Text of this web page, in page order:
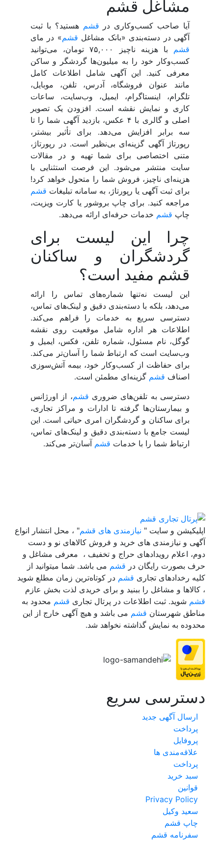
مشاغل قشم
آیا صاحب کسب‌وکاری در قشم هستید؟ با ثبت
آگهی در دسته‌بندی «بانک مشاغل قشم» در مای
قشم
با هزینه ناچیز ۷۵,۰۰۰ تومان، می‌توانید
کسب‌وکار خود را به میلیون‌ها گردشگر و ساکن
معرفی کنید. این آگهی شامل اطلاعات کامل
مانند عنوان فروشگاه، آدرس، تلفن، موبایل،
تلگرام، اینستاگرام، ایمیل، وب‌سایت، ساعات
کاری و نمایش نقشه است. افزودن یک تصویر
اصلی و گالری با ۴ عکس، بازدید آگهی شما را تا
سه برابر افزایش می‌دهد. برای تأثیر بیشتر،
رپورتاژ آگهی گزینه‌ای بی‌نظیر است. در رپورتاژ،
متنی اختصاصی برای شما تهیه و در مقالات
سایت منتشر می‌شود. این فرصت استثنایی با
هزینه‌ای ناچیز، فروش شما را متحول خواهد کرد!
برای ثبت آگهی یا رپورتاژ، به سامانه تبلیغات قشم
مراجعه کنید. برای چاپ بروشور یا کارت ویزیت،
چاپ قشم خدمات حرفه‌ای ارائه می‌دهد.
چرا این لیست برای
گردشگران و ساکنان
قشم مفید است؟
این لیست نه‌تنها شماره‌های تماس را ارائه
می‌دهد، بلکه با دسته‌بندی دقیق و لینک‌های تماس،
دسترسی سریع به خدمات را فراهم می‌کند.
اطلاعات هر اداره شامل موقعیت روی نقشه
گوگل، نام مسئول، شماره تلفن، فکس، ایمیل و
وب‌سایت است که ارتباط شما را آسان‌تر می‌کند.
برای حفاظت از کسب‌وکار خود، بیمه آتش‌سوزی
اصناف قشم گزینه‌ای مطمئن است.
دسترسی به تلفن‌های ضروری قشم، از اورژانس
و بیمارستان‌ها گرفته تا ادارات و مراکز تجاری،
برای ساکنان و گردشگران امری حیاتی است. این
لیست جامع با دسته‌بندی دقیق و لینک‌های تماس،
ارتباط شما را با خدمات قشم آسان‌تر می‌کند.
اپلیکیشن و سایت " نیازمندی های قشم" ، محل انتشار انواع
آگهی و نیازمندی های خرید و فروش کالاهای نو و دست‌
دوم، اعلام رویدادهای حراج و تخفیف ، معرفی مشاغل و
حرف بصورت رایگان در قشم می باشد. شما میتوانید از
کلیه رخدادهای تجاری قشم در کوتاه‌ترین زمان مطلع شوید
، کالاها و مشاغل را ببنید و برای خریدی لذت بخش عازم
قشم شوید. ثبت اطلاعات در پرتال تجاری قشم محدود به
مناطق شهرستان قشم می باشد و هیچ آگهی خارج از این
محدوده به نمایش گذاشته نخواهد شد.
دسترسی سریع
ارسال آگهی جدید
پرداخت
پروفایل
علاقه‌مندی ها
پرداخت
سبد خرید
قوانین
Privacy Policy
سعید وکیل
چاپ قشم
سفرنامه قشم